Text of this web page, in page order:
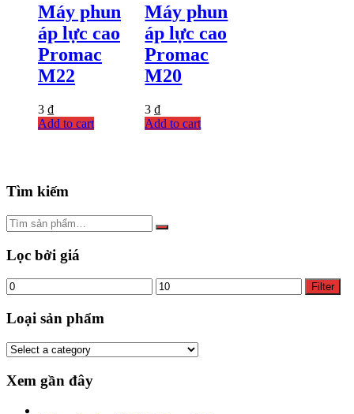
Máy phun
áp lực cao
Promac
M22
3 ₫
Add to cart
Máy phun
áp lực cao
Promac
M20
3₫
Add to cart
Tìm kiếm
Lọc bởi giá
Min
price
Max
price
Filter
Loại sản phẩm
Xem gần đây